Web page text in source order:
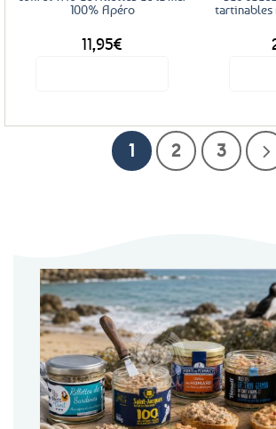
100% Apéro
11,95€
tartinables
1 2 3